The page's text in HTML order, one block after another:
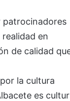
patrocinadores
en
de calidad
la cultura
es